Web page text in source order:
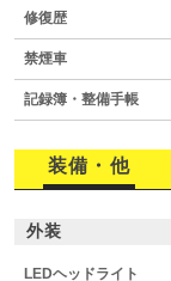
修復歴
禁煙車
記録簿・整備手帳
装備・他
外装
LEDヘッドライト